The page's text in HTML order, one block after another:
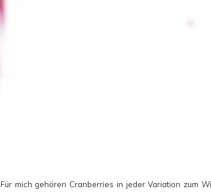
Für mich gehören Cranberries in jeder Variation zum